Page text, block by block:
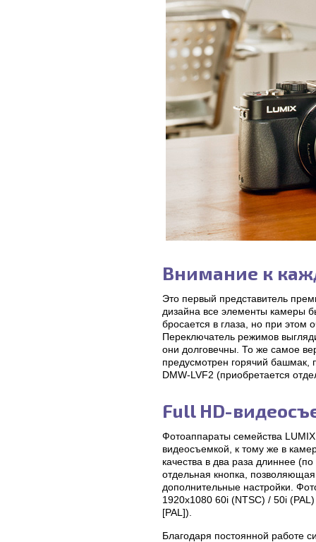
Внимание к
Это первый представитель
дизайна все элементы камеры
бросается в глаза, но при этом
Переключатель режимов
они долговечны. То же самое
предусмотрен горячий
DMW-LVF2 (приобретается
Full HD-
Фотоаппараты семейства
видеосъемкой, к тому же в
качества в два раза длиннее
отдельная кнопка,
дополнительные настройки.
1920х1080 60i (NTSC) / 50i
[PAL]).
Благодаря постоянной работе